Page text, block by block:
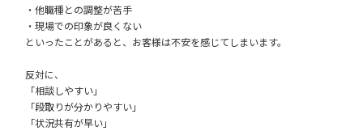
・他職種との調整が苦手
・現場での印象が良くない
といったことがあると、お客様は不安を感じてしまいます。
反対に、
「相談しやすい」
「段取りが分かりやすい」
「状況共有が早い」